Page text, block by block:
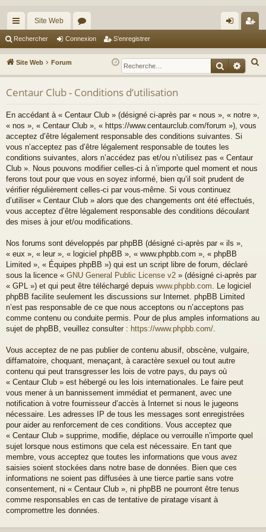
cc
ès
ra
pi
Site Web
or
u
m
s
ne
xi
nr
eg
r
Rechercher Connexion S’enregistrer
Site Web Forum
e
Centaur Club - Conditions d’utilisation
En accédant à « Centaur Club » (désigné ci-après par « nous », « notre »,
« nos », « Centaur Club », « https://www.centaurclub.com/forum »), vous
acceptez d’être légalement responsable des conditions suivantes. Si
vous n’acceptez pas d’être légalement responsable de toutes les
conditions suivantes, alors n’accédez pas et/ou n’utilisez pas « Centaur
Club ». Nous pouvons modifier celles-ci à n’importe quel moment et nous
ferons tout pour que vous en soyez informé, bien qu’il soit prudent de
vérifier régulièrement celles-ci par vous-même. Si vous continuez
d’utiliser « Centaur Club » alors que des changements ont été effectués,
vous acceptez d’être légalement responsable des conditions découlant
des mises à jour et/ou modifications.
Nos forums sont développés par phpBB (désigné ci-après par « ils »,
« eux », « leur », « logiciel phpBB », « www.phpbb.com », « phpBB
Limited », « Équipes phpBB ») qui est un script libre de forum, déclaré
sous la licence « GNU General Public License v2 » (désigné ci-après par
« GPL ») et qui peut être téléchargé depuis www.phpbb.com . Le logiciel
phpBB facilite seulement les discussions sur Internet. phpBB Limited
n’est pas responsable de ce que nous acceptons ou n’acceptons pas
comme contenu ou conduite permis. Pour de plus amples informations au
sujet de phpBB, veuillez consulter : https://www.phpbb.com/
Vous acceptez de ne pas publier de contenu abusif, obscène, vulgaire,
diffamatoire, choquant, menaçant, à caractère sexuel ou tout autre
contenu qui peut transgresser les lois de votre pays, du pays où
« Centaur Club » est hébergé ou les lois internationales. Le faire peut
vous mener à un bannissement immédiat et permanent, avec une
notification à votre fournisseur d’accès à Internet si nous le jugeons
nécessaire. Les adresses IP de tous les messages sont enregistrées
pour aider au renforcement de ces conditions. Vous acceptez que
« Centaur Club » supprime, modifie, déplace ou verrouille n’importe quel
sujet lorsque nous estimons que cela est nécessaire. En tant que
membre, vous acceptez que toutes les informations que vous avez
saisies soient stockées dans notre base de données. Bien que ces
informations ne soient pas diffusées à une tierce partie sans votre
consentement, ni « Centaur Club », ni phpBB ne pourront être tenus
comme responsables en cas de tentative de piratage visant à
compromettre les données.